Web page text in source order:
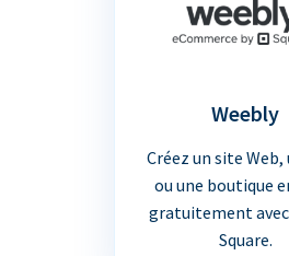
Weebly
Créez un site
ou une boutique
gratuitement avec
Square.